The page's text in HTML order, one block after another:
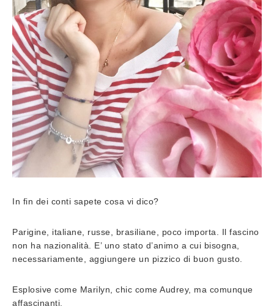
In fin dei conti sapete cosa vi dico?
Parigine, italiane, russe, brasiliane, poco importa. Il fascino
non ha nazionalità. E’ uno stato d’animo a cui bisogna,
necessariamente, aggiungere un pizzico di buon gusto.
Esplosive come Marilyn, chic come Audrey, ma comunque
affascinanti.